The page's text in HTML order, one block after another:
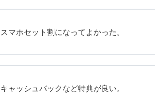
スマホセット割になってよかった。
キャッシュバックなど特典が良い。